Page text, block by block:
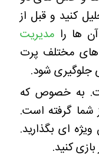
کنید و قبل از
ها را مدیریت
های مختلف پرت
جلوگیری شود.
به خصوص که
شما گرفته است.
ای بگذارید.